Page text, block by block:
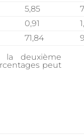
5,85
0,91
71,84
deuxième
peut